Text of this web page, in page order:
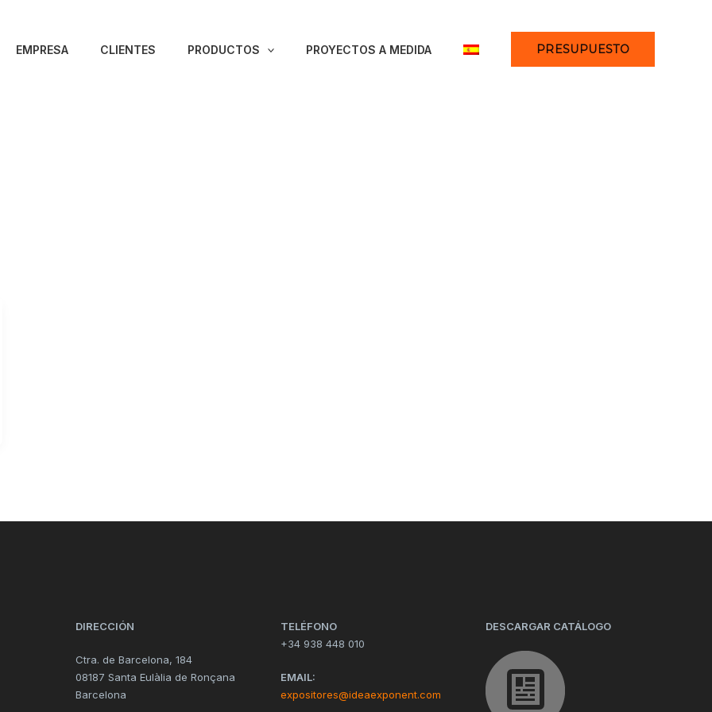
EMPRESA CLIENTES PRODUCTOS PROYECTOS A MEDIDA PRESUPUESTO
DIRECCIÓN
Ctra. de Barcelona, 184
08187 Santa Eulàlia de Ronçana
Barcelona
TELÉFONO
+34 938 448 010
EMAIL:
expositores@ideaexponent.com
DESCARGAR CATÁLOGO